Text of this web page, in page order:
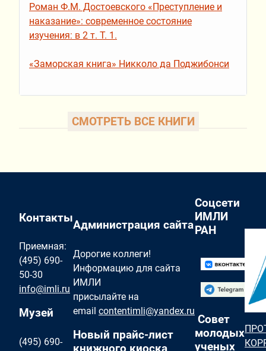
Роман Ф.М. Достоевского «Преступление и
наказание»: современное состояние
изучения: в 2 т. Т. 1.
«Заморская книга» Никколо да Поджибонси
СМОТРЕТЬ ВСЕ КНИГИ
Контакты
Приемная:
(495) 690-
50-30
info@imli.ru
Музей
(495) 690-
Администрация сайта
Дорогие коллеги!
Информацию для сайта
ИМЛИ
присылайте на
email contentimli@yandex.ru
Новый прайс-лист
книжного киоска
Соцсети
ИМЛИ
РАН
Совет
молодых
ученых